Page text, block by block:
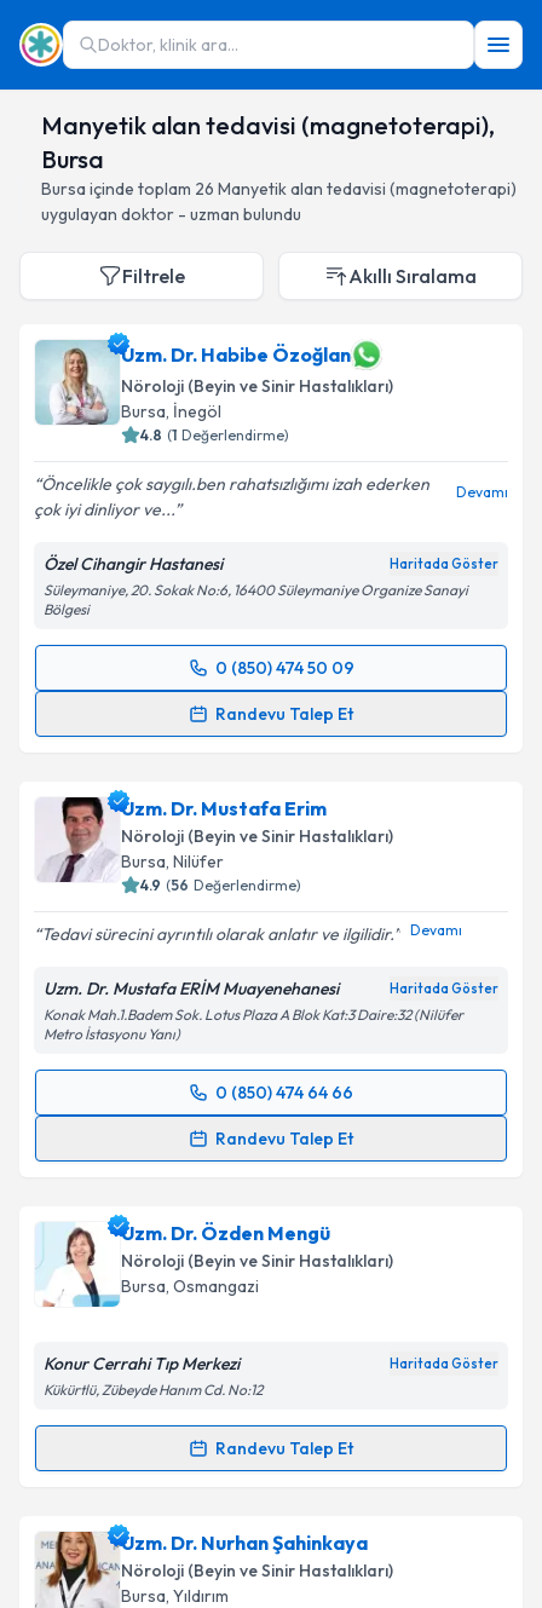
Doktor, klinik ara...
Manyetik alan tedavisi (magnetoterapi),
Bursa
Bursa içinde toplam 26 Manyetik alan tedavisi (magnetoterapi)
uygulayan doktor - uzman bulundu
Filtrele Akıllı Sıralama
Uzm. Dr. Habibe Özoğlan
Nöroloji (Beyin ve Sinir Hastalıkları)
Bursa, İnegöl
4.8 (1 Değerlendirme)
Öncelikle çok saygılı.ben rahatsızlığımı izah ederken
çok iyi dinliyor ve...
Devamı
Özel Cihangir Hastanesi Haritada Göster
Süleymaniye, 20. Sokak No:6, 16400 Süleymaniye Organize Sanayi
Bölgesi
0 (850) 474 50 09
Randevu Talep Et
Randevu Takvimi Talebi
takvim hazırlandığında e-posta ile bilgilendireceğiz.
E-posta Adresiniz
Kişisel verilerimin işlenmesine ilişkin
Metni'ni okudum ve kişisel verilerimin belirtilen
kapsamda işlenmesini kabul ediyorum.
Takvim Talebini Gönder
Uzm. Dr. Mustafa Erim
Nöroloji (Beyin ve Sinir Hastalıkları)
Bursa, Nilüfer
4.9 (56 Değerlendirme)
Tedavi sürecini ayrıntılı olarak anlatır ve ilgilidir. Devamı
Uzm. Dr. Mustafa ERİM Muayenehanesi Haritada Göster
Konak Mah.1.Badem Sok. Lotus Plaza A Blok Kat:3 Daire:32 (Nilüfer
Metro İstasyonu Yanı)
0 (850) 474 64 66
Randevu Talep Et
Randevu Takvimi Talebi
takvim hazırlandığında e-posta ile bilgilendireceğiz.
E-posta Adresiniz
Kişisel verilerimin işlenmesine ilişkin
Metni'ni okudum ve kişisel verilerimin belirtilen
kapsamda işlenmesini kabul ediyorum.
Uzm. Dr. Özden Mengü
Nöroloji (Beyin ve Sinir Hastalıkları)
Bursa, Osmangazi
Konur Cerrahi Tıp Merkezi Haritada Göster
Kükürtlü, Zübeyde Hanım Cd. No:12
Randevu Talep Et
Randevu Takvimi Talebi
Uzm. Dr. Özden Mengüiçin randevu takvimi talebi
oluşturun. Size bu uzmandan randevu almanız için bir
takvim hazırlandığında e-posta ile bilgilendireceğiz.
Uzm. Dr. Nurhan Şahinkaya
Nöroloji (Beyin ve Sinir Hastalıkları)
Bursa, Yıldırım